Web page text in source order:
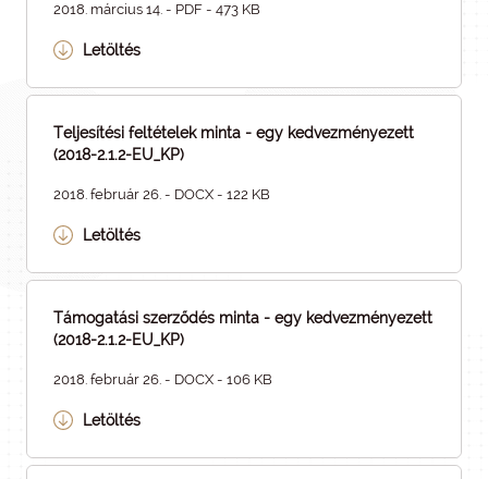
2018. március 14. - PDF - 473 KB
Letöltés
Teljesítési feltételek minta - egy kedvezményezett
(2018-2.1.2-EU_KP)
2018. február 26. - DOCX - 122 KB
Letöltés
Támogatási szerződés minta - egy kedvezményezett
(2018-2.1.2-EU_KP)
2018. február 26. - DOCX - 106 KB
Letöltés